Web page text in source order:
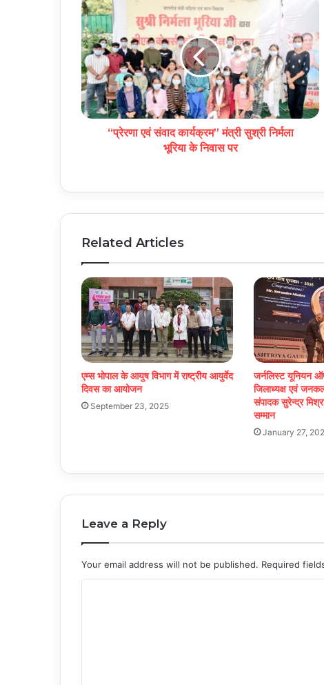
“प्रेरणा एवं संवाद कार्यक्रम” मंत्री सुश्री निर्मला
भूरिया के निवास पर
Related Articles
एम्स भोपाल के आयुष विभाग में राष्ट्रीय आयुर्वेद
दिवस का आयोजन
September 23, 2025
जर्नलिस्ट यूनियन
जिलाध्यक्ष एवं
संपादक सुरेन्द्र
सम्मान
January 27,
Leave a Reply
Your email address will not be published. Required